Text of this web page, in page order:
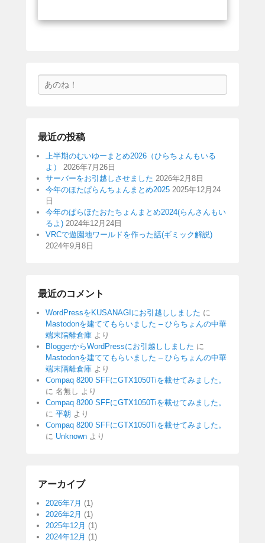
索
最近の投稿
上半期のむいゆーまとめ2026（ひらちょんもいる
よ）
2026年7月26日
サーバーをお引越しさせました 2026年2月8日
今年のほたぱらんちょんまとめ2025 2025年12月24
日
今年のぱらほたおたちょんまとめ2024(らんさんもい
るよ) 2024年12月24日
VRCで遊園地ワールドを作った話(ギミック解説)
2024年9月8日
最近のコメント
WordPressをKUSANAGIにお引越ししました に
Mastodonを建ててもらいました – ひらちょんの中華
端末隔離倉庫 より
BloggerからWordPressにお引越ししました に
Mastodonを建ててもらいました – ひらちょんの中華
端末隔離倉庫 より
Compaq 8200 SFFにGTX1050Tiを載せてみました。
に 名無し より
Compaq 8200 SFFにGTX1050Tiを載せてみました。
に 平朝 より
Compaq 8200 SFFにGTX1050Tiを載せてみました。
に Unknown より
アーカイブ
2026年7月 (1)
2026年2月 (1)
2025年12月 (1)
2024年12月 (1)